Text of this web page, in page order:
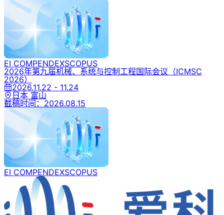
EI COMPENDEXSCOPUS
2026年第九届机械、系统与控制工程国际会议 （ICMSC
2026）
2026.11.22 - 11.24
日本 富山
截稿时间： 2026.08.15
EI COMPENDEXSCOPUS